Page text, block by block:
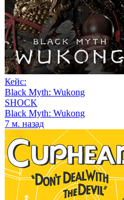
Кейс:
Black Myth: Wukong
SHOCK
Black Myth: Wukong
7 м. назад